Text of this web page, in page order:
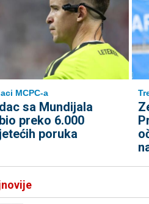
MCPC-a
sa Mundijala
preko 6.000
poruka